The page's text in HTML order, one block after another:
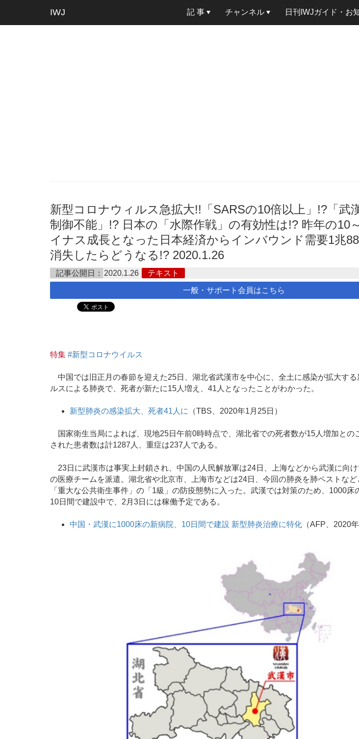
IWJ 記 事 チャンネル 日刊IWJガイド・お
新型コロナウィルス急拡大!!「SARSの10倍以上」!?「武
制御不能」!? 日本の「水際作戦」の有効性は!? 昨年の10
イナス成長となった日本経済からインバウンド需要1兆
消失したらどうなる!? 2020.1.26
記事公開日： 2020.1.26 テキスト
一般・サポート会員はこちら
特集 #新型コロナウイルス
中国では旧正月の春節を迎えた25日、湖北省武漢市を中心に、全土に感染が拡大する
ルスによる肺炎で、死者が新たに15人増え、41人となったことがわかった。
新型肺炎の感染拡大、死者41人に （TBS、2020年1月25日）
国家衛生当局によれば、現地25日午前0時時点で、湖北省での死者数が15人増加との
された患者数は計1287人、重症は237人である。
23日に武漢市は事実上封鎖され、中国の人民解放軍は24日、上海などから武漢に向け
の医療チームを派遣。湖北省や北京市、上海市などは24日、今回の肺炎を肺ペストな
「重大な公共衛生事件」の「1級」の防疫態勢に入った。武漢では対策のため、1000床
10日間で建設中で、2月3日には稼働予定である。
中国・武漢に1000床の新病院、10日間で建設 新型肺炎治療に特化 （AFP、2020